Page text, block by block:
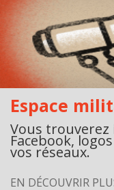
Espace
Vous trouverez
Facebook,
vos réseaux.
EN DÉCOUVRIR